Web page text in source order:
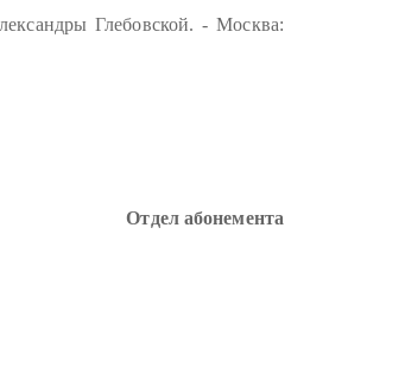
Глебовской. - Москва:
Отдел абонемента